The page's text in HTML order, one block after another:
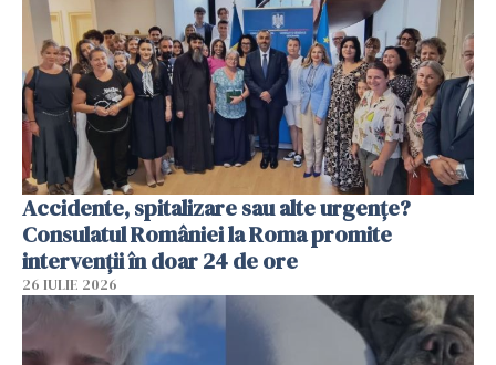
Accidente, spitalizare sau alte urgențe?
Consulatul României la Roma promite
intervenții în doar 24 de ore
26 IULIE 2026